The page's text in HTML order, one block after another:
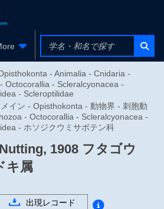
- Animalia - Cnidaria -
Octocorallia - Scleralcyonacea -
- Scleroptilidae
イン - Opisthokonta - 動物界 - 刺胞動
- Octocorallia - Scleralcyonacea -
- ホソジクウミサボテン科
Nutting, 1908 フタゴウ
キ属
出現レコード